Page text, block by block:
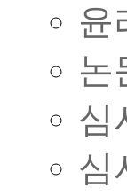
윤
논
심
심